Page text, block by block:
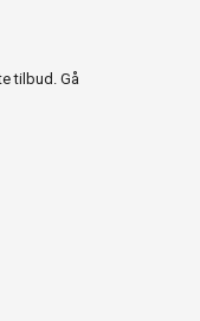
tilbud. Gå